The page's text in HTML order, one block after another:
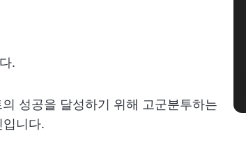
.
성공을 달성하기 위해 고군분투하는
니다.